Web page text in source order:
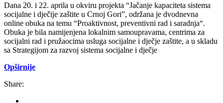
Dana 20. i 22. aprila u okviru projekta “Jačanje kapaciteta sistema
socijalne i dječije zaštite u Crnoj Gori”, održana je dvodnevna
online obuka na temu “Proaktivnost, preventivni rad i saradnja“.
Obuka je bila namijenjena lokalnim samoupravama, centrima za
socijalni rad i pružaocima usluga socijalne i dječje zaštite, a u skladu
sa Strategijom za razvoj sistema socijalne i dječje
Opširnije
Share: